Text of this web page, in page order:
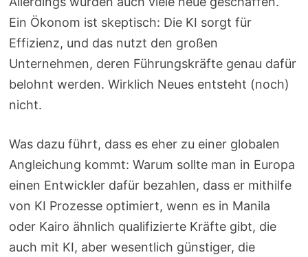
Ein Ökonom ist skeptisch: Die KI sorgt für
Effizienz, und das nutzt den großen
Unternehmen, deren Führungskräfte genau dafür
belohnt werden. Wirklich Neues entsteht (noch)
nicht.
Was dazu führt, dass es eher zu einer globalen
Angleichung kommt: Warum sollte man in Europa
einen Entwickler dafür bezahlen, dass er mithilfe
von KI Prozesse optimiert, wenn es in Manila
oder Kairo ähnlich qualifizierte Kräfte gibt, die
auch mit KI, aber wesentlich günstiger, die